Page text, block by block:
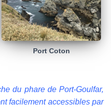
Port Coton
du phare de Port-Goulfar,
facilement accessibles par